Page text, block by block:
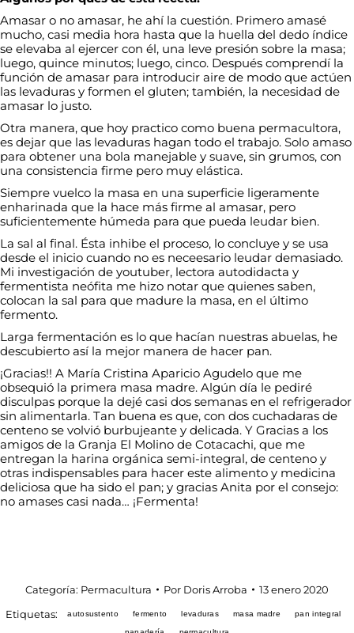
Amasar o no amasar, he ahí la cuestión. Primero amasé
mucho, casi media hora hasta que la huella del dedo índice
se elevaba al ejercer con él, una leve presión sobre la masa;
luego, quince minutos; luego, cinco. Después comprendí la
función de amasar para introducir aire de modo que actúen
las levaduras y formen el gluten; también, la necesidad de
amasar lo justo.
Otra manera, que hoy practico como buena permacultora,
es dejar que las levaduras hagan todo el trabajo. Solo amaso
para obtener una bola manejable y suave, sin grumos, con
una consistencia firme pero muy elástica.
Siempre vuelco la masa en una superficie ligeramente
enharinada que la hace más firme al amasar, pero
suficientemente húmeda para que pueda leudar bien.
La sal al final. Ésta inhibe el proceso, lo concluye y se usa
desde el inicio cuando no es neceesario leudar demasiado.
Mi investigación de youtuber, lectora autodidacta y
fermentista neófita me hizo notar que quienes saben,
colocan la sal para que madure la masa, en el último
fermento.
Larga fermentación es lo que hacían nuestras abuelas, he
descubierto así la mejor manera de hacer pan.
¡Gracias!! A María Cristina Aparicio Agudelo que me
obsequió la primera masa madre. Algún día le pediré
disculpas porque la dejé casi dos semanas en el refrigerador
sin alimentarla. Tan buena es que, con dos cuchadaras de
centeno se volvió burbujeante y delicada. Y Gracias a los
amigos de la Granja El Molino de Cotacachi, que me
entregan la harina orgánica semi-integral, de centeno y
otras indispensables para hacer este alimento y medicina
deliciosa que ha sido el pan; y gracias Anita por el consejo:
no amases casi nada… ¡Fermenta!
Categoría: Permacultura Por Doris Arroba
13 enero 2020
Etiquetas:
autosustento fermento levaduras masa madre pan integral